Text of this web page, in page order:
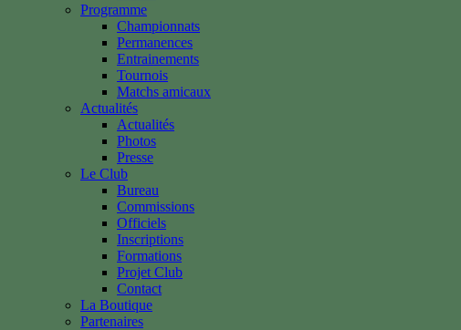
Programme
Championnats
Permanences
Entrainements
Tournois
Matchs amicaux
Actualités
Actualités
Photos
Presse
Le Club
Bureau
Commissions
Officiels
Inscriptions
Formations
Projet Club
Contact
La Boutique
Partenaires